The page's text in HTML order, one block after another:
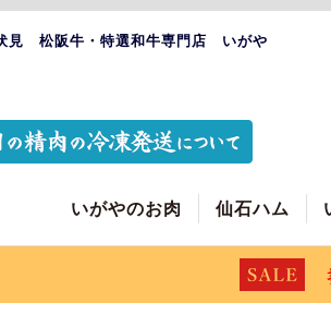
見 松阪牛・特選和牛専門店 いがや
いがやのお肉 仙石ハム